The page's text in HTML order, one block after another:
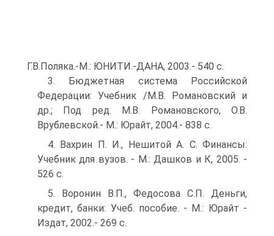
Г.В.Поляка.-М.: ЮНИТИ.-ДАНА, 2003.- 540 с.
3. Бюджетная система Российской
Федерации: Учебник /М.В. Романовский и
др.; Под ред. М.В. Романовского, О.В.
Врублевской.- М.: Юрайт, 2004.- 838 с.
4. Вахрин П. И., Нешитой А. С. Финансы:
Учебник для вузов. - М.: Дашков и К, 2005. -
526 с.
5. Воронин В.П., Федосова С.П. Деньги,
кредит, банки: Учеб. пособие. - М.: Юрайт -
Издат, 2002.- 269 с.